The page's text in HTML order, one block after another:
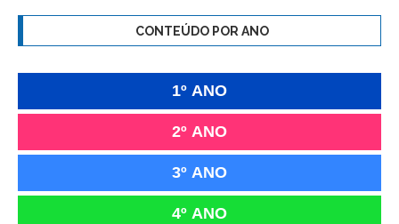
CONTEÚDO POR ANO
1º ANO
2º ANO
3º ANO
4º ANO